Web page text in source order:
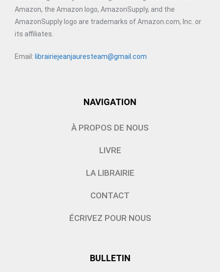
Amazon, the Amazon logo, AmazonSupply, and the
AmazonSupply logo are trademarks of Amazon.com, Inc. or
its affiliates.
Email: librairiejeanjauresteam@gmail.com
NAVIGATION
À PROPOS DE NOUS
LIVRE
LA LIBRAIRIE
CONTACT
ÉCRIVEZ POUR NOUS
BULLETIN